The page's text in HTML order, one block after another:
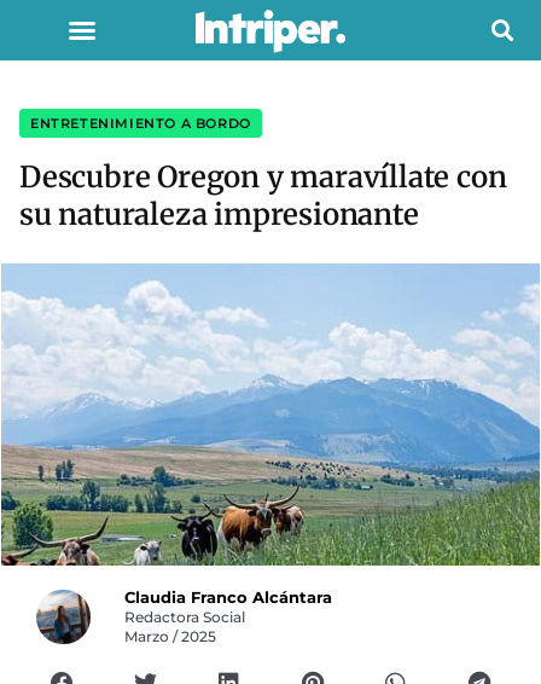
ENTRETENIMIENTO A BORDO
Descubre Oregon y maravíllate con
su naturaleza impresionante
Claudia Franco Alcántara
Redactora Social
Marzo / 2025